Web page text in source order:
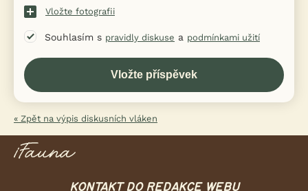
Vložte fotografii
Souhlasím s pravidly diskuse a podmínkami užití
« Zpět na výpis diskusních vláken
KONTAKT DO REDAKCE WEBU